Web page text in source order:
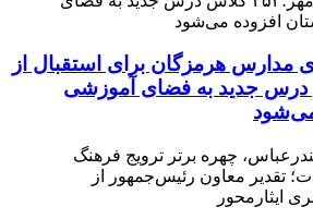
مدارس هرمزگان برای استقبال از
کلاس درس جدید به فضای آموزشی
می‌شود